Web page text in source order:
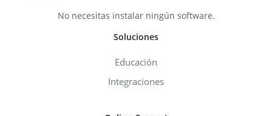
No necesitas instalar ningún software.
Soluciones
Educación
Integraciones